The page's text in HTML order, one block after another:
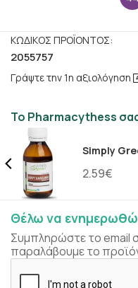
ΚΩΔΙΚΌΣ ΠΡΟΪΌΝΤΟΣ:
2055757
Γράψτε την 1η αξιολόγηση
Το Pharmacythess
Simply
2.59€
Θέλω να ενημερωθώ
Συμπληρώστε το email
παραλάβουμε το